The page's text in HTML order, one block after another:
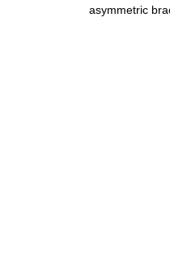
asymmetric